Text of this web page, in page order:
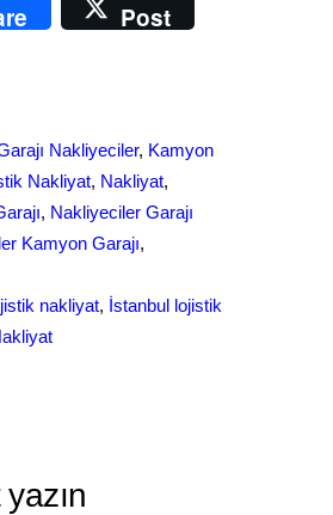
Post
Nakliyeciler, Kamyon
Nakliyat, Nakliyat
, Nakliyeciler Garajı
Kamyon Garajı
nakliyat, İstanbul lojistik